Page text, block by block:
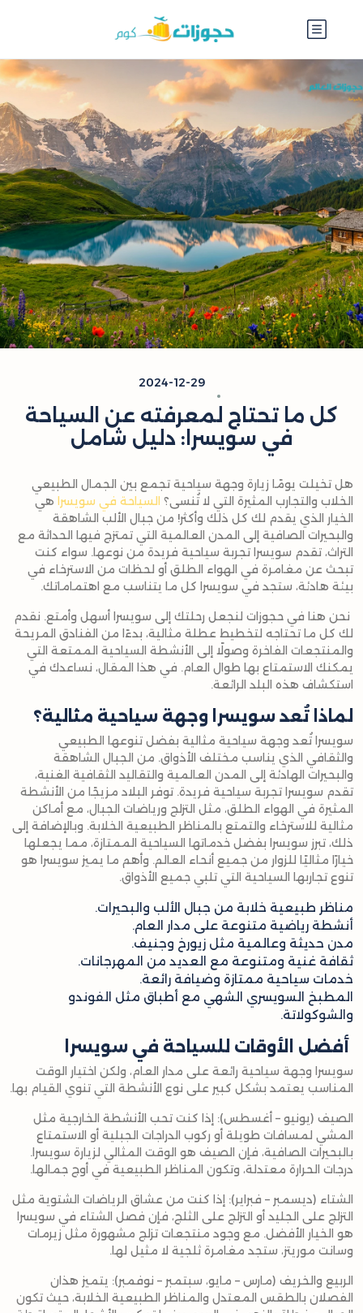
كل ما تحتاج لمعرفته عن السياحة
في سويسرا: دليل شامل
هل تخيلت يومًا زيارة وجهة سياحية تجمع بين الجمال الطبيعي
الخلاب والتجارب المثيرة التي لا تُنسى؟ السياحة في سويسرا هي
الخيار الذي يقدم لك كل ذلك وأكثر! من جبال الألب الشاهقة
والبحيرات الصافية إلى المدن العالمية التي تمتزج فيها الحداثة مع
التراث، تقدم سويسرا تجربة سياحية فريدة من نوعها. سواء كنت
تبحث عن مغامرة في الهواء الطلق أو لحظات من الاسترخاء في
بيئة هادئة، ستجد في سويسرا كل ما يتناسب مع اهتماماتك.
نحن هنا في حجوزات لنجعل رحلتك إلى سويسرا أسهل وأمتع. نقدم
لك كل ما تحتاجه لتخطيط عطلة مثالية، بدءًا من الفنادق المريحة
والمنتجعات الفاخرة وصولًا إلى الأنشطة السياحية الممتعة التي
يمكنك الاستمتاع بها طوال العام. في هذا المقال، نساعدك في
استكشاف هذه البلد الرائعة.
لماذا تُعد سويسرا وجهة سياحية مثالية؟
سويسرا تُعد وجهة سياحية مثالية بفضل تنوعها الطبيعي
والثقافي الذي يناسب مختلف الأذواق. من الجبال الشاهقة
والبحيرات الهادئة إلى المدن العالمية والتقاليد الثقافية الغنية،
تقدم سويسرا تجربة سياحية فريدة. توفر البلاد مزيجًا من الأنشطة
المثيرة في الهواء الطلق، مثل التزلج ورياضات الجبال، مع أماكن
مثالية للاسترخاء والتمتع بالمناظر الطبيعية الخلابة. وبالإضافة إلى
ذلك، تبرز سويسرا بفضل خدماتها السياحية الممتازة، مما يجعلها
خيارًا مثاليًا للزوار من جميع أنحاء العالم. وأهم ما يميز سويسرا هو
تنوع تجاربها السياحية التي تلبي جميع الأذواق.
مناظر طبيعية خلابة من جبال الألب والبحيرات.
أنشطة رياضية متنوعة على مدار العام.
مدن حديثة وعالمية مثل زيورخ وجنيف.
ثقافة غنية ومتنوعة مع العديد من المهرجانات.
خدمات سياحية ممتازة وضيافة رائعة.
المطبخ السويسري الشهي مع أطباق مثل الفوندو
والشوكولاتة.
أفضل الأوقات للسياحة في سويسرا
سويسرا وجهة سياحية رائعة على مدار العام، ولكن اختيار الوقت
المناسب يعتمد بشكل كبير على نوع الأنشطة التي تنوي القيام بها.
الصيف (يونيو – أغسطس): إذا كنت تحب الأنشطة الخارجية مثل
المشي لمسافات طويلة أو ركوب الدراجات الجبلية أو الاستمتاع
بالبحيرات الصافية، فإن الصيف هو الوقت المثالي لزيارة سويسرا.
درجات الحرارة معتدلة، وتكون المناظر الطبيعية في أوج جمالها.
الشتاء (ديسمبر – فبراير): إذا كنت من عشاق الرياضات الشتوية مثل
التزلج على الجليد أو التزلج على الثلج، فإن فصل الشتاء في سويسرا
هو الخيار الأفضل. مع وجود منتجعات تزلج مشهورة مثل زيرمات
وسانت موريتز، ستجد مغامرة ثلجية لا مثيل لها.
الربيع والخريف (مارس – مايو، سبتمبر – نوفمبر): يتميز هذان
الفصلان بالطقس المعتدل والمناظر الطبيعية الخلابة، حيث تكون